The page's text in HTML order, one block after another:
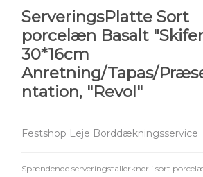
ServeringsPlatte Sort
porcelæn Basalt
30*16cm
Anretning/Tapas/
ntation, "Revol"
Festshop Leje Borddækningsservice
Spændende serveringstallerkner i sort